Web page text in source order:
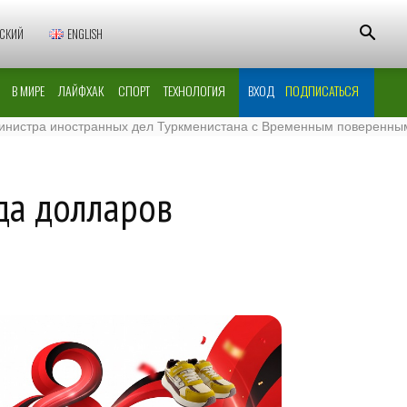
ENGLISH
В МИРЕ ЛАЙФХАК СПОРТ ТЕХНОЛОГИЯ ВХОД ПОДПИСАТЬСЯ
дел Туркменистана с Временным поверенным в
долларов